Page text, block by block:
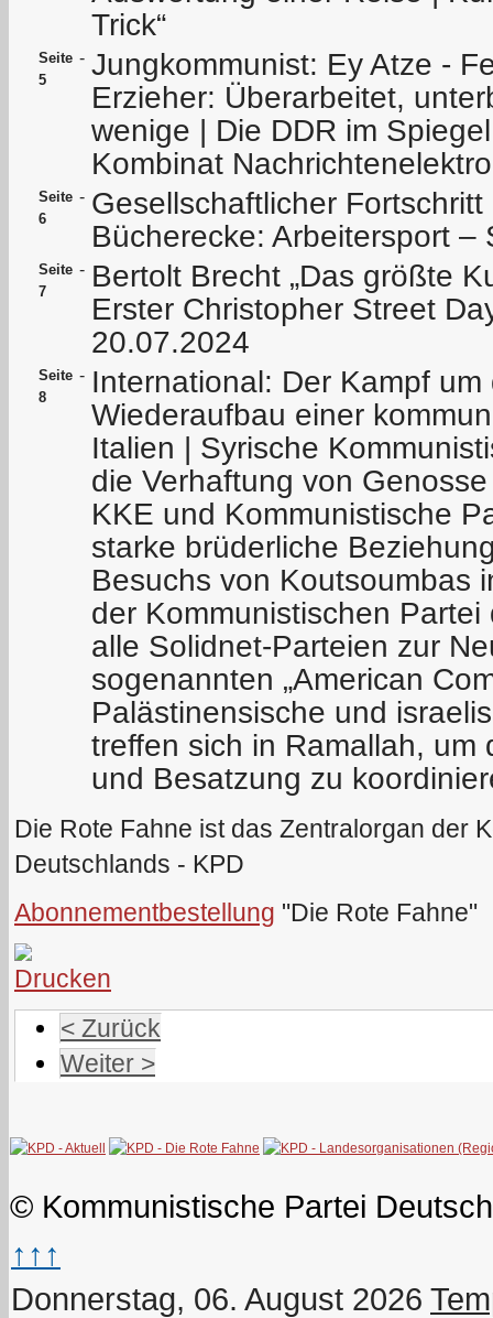
Trick“
Seite
5
- Jungkommunist: Ey Atze -
Erzieher: Überarbeitet,
wenige | Die DDR im
Kombinat
Seite
6
- Gesellschaftlicher
Bücherecke: Arbeitersport –
Seite
7
- Bertolt Brecht „Das größte
Erster Christopher Street
20.07.2024
Seite
8
- International: Der Kampf
Wiederaufbau einer
Italien | Syrische
die Verhaftung von
KKE und Kommunistische
starke brüderliche
Besuchs von Koutsoumbas
der Kommunistischen
alle Solidnet-Parteien zur
sogenannten „American
Palästinensische und
treffen sich in Ramallah, um
und Besatzung zu
Die Rote Fahne ist das Zentralorgan der
Deutschlands - KPD
Abonnementbestellung "Die Rote Fahne"
< Zurück
Weiter >
© Kommunistische Partei
↑↑↑
Donnerstag, 06. August 2026